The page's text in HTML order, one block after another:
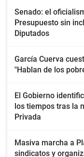
Senado: el
Presupuesto sin
Diputados
García Cuerva
"Hablan de los
El Gobierno
los tiempos tras la
Privada
Masiva marcha a
sindicatos y